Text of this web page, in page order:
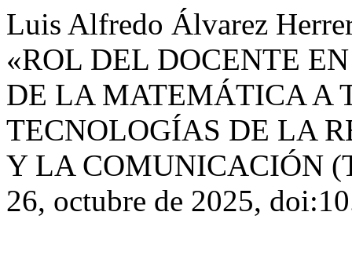
Luis Alfredo Álvarez
«ROL DEL DOCENTE
DE LA MATEMÁTICA A
TECNOLOGÍAS DE LA
Y LA COMUNICACIÓN
26, octubre de 2025,